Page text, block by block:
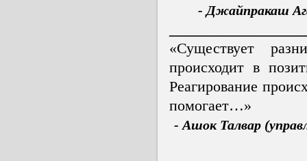
- Джайпракаш
«Существует
происходит в
Реагирование
помогает…»
- Ашок Талвар